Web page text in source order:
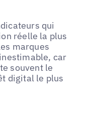
qui
réelle la plus
marques
car
souvent le
digital le plus